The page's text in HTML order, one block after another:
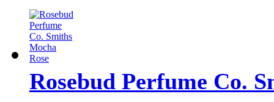
Rosebud Perfume Co.